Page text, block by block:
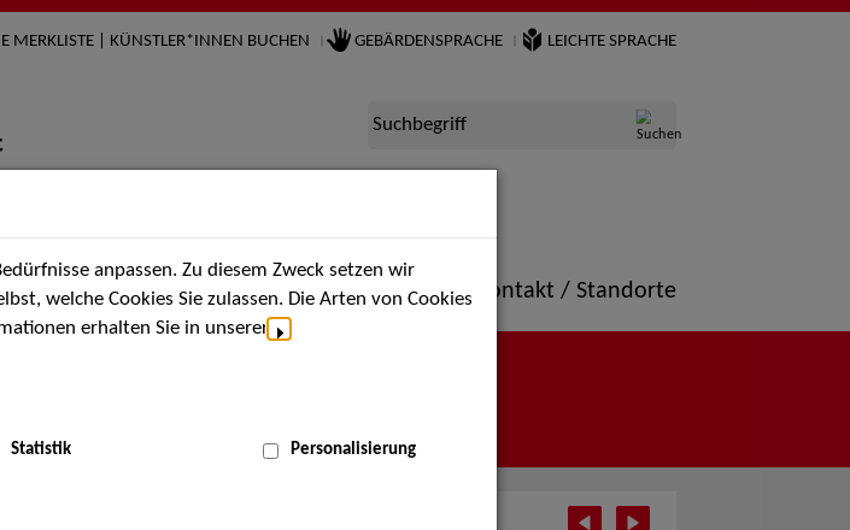
MERKLISTE | KÜNSTLER*INNEN BUCHEN GEBÄRDENSPRACHE LEICHTE SPRACHE
Suchbegriff
Über uns Aktuelles Termine Portfolio Kontakt / Standorte
anpassen. Zu diesem Zweck setzen wir
welche Cookies Sie zulassen. Die Arten von Cookies
erhalten Sie in unserer
Statistik Personalisierung